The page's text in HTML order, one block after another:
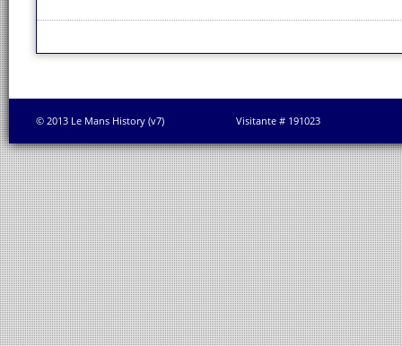
© 2013 Le Mans History (v7) Visitante # 191023